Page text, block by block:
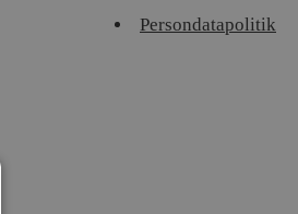
Persondatapolitik